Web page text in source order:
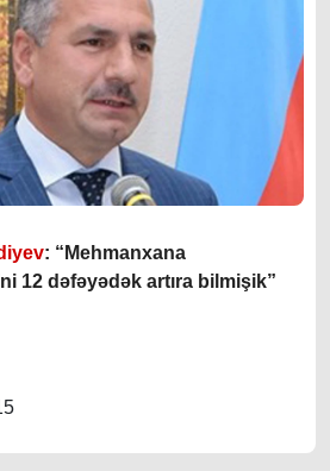
: “Mehmanxana
12 dəfəyədək artıra bilmişik”